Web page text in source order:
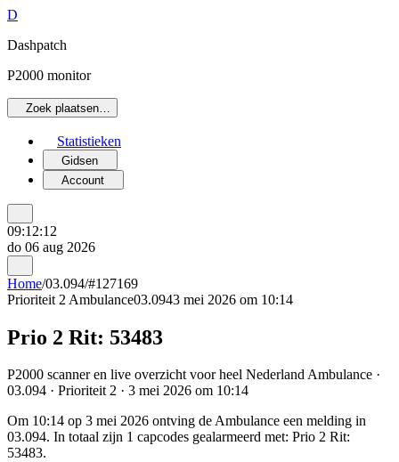
D
Dashpatch
P2000 monitor
Zoek plaatsen…
Statistieken
Gidsen
Account
09:12:12
do 06 aug 2026
Home/03.094/#127169
Prioriteit 2 Ambulance03.0943 mei 2026 om 10:14
Prio 2 Rit: 53483
P2000 scanner en live overzicht voor heel Nederland Ambulance ·
03.094 · Prioriteit 2 · 3 mei 2026 om 10:14
Om 10:14 op 3 mei 2026 ontving de Ambulance een melding in
03.094. In totaal zijn 1 capcodes gealarmeerd met: Prio 2 Rit:
53483.